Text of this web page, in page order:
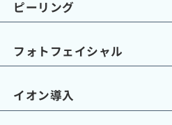
ピーリング
フォトフェイシャル
イオン導入